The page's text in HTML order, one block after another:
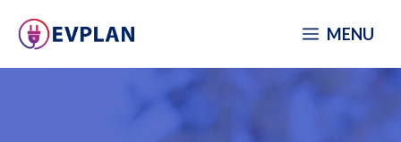
naar
MENU